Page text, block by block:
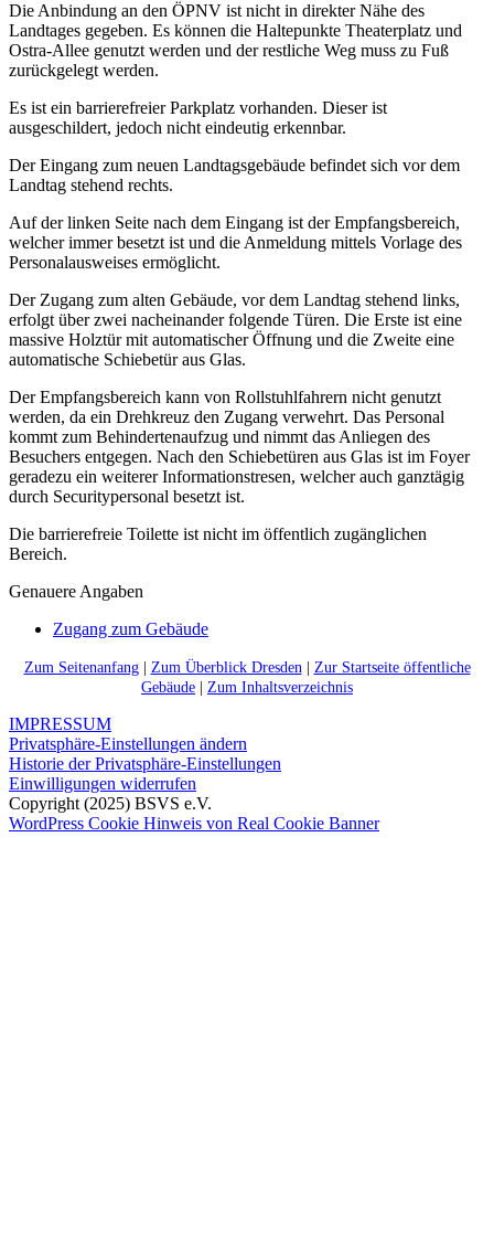
Die Anbindung an den ÖPNV ist nicht in direkter Nähe des
Landtages gegeben. Es können die Haltepunkte Theaterplatz und
Ostra-Allee genutzt werden und der restliche Weg muss zu Fuß
zurückgelegt werden.
Es ist ein barrierefreier Parkplatz vorhanden. Dieser ist
ausgeschildert, jedoch nicht eindeutig erkennbar.
Der Eingang zum neuen Landtagsgebäude befindet sich vor dem
Landtag stehend rechts.
Auf der linken Seite nach dem Eingang ist der Empfangsbereich,
welcher immer besetzt ist und die Anmeldung mittels Vorlage des
Personalausweises ermöglicht.
Der Zugang zum alten Gebäude, vor dem Landtag stehend links,
erfolgt über zwei nacheinander folgende Türen. Die Erste ist eine
massive Holztür mit automatischer Öffnung und die Zweite eine
automatische Schiebetür aus Glas.
Der Empfangsbereich kann von Rollstuhlfahrern nicht genutzt
werden, da ein Drehkreuz den Zugang verwehrt. Das Personal
kommt zum Behindertenaufzug und nimmt das Anliegen des
Besuchers entgegen. Nach den Schiebetüren aus Glas ist im Foyer
geradezu ein weiterer Informationstresen, welcher auch ganztägig
durch Securitypersonal besetzt ist.
Die barrierefreie Toilette ist nicht im öffentlich zugänglichen
Bereich.
Genauere Angaben
Zugang zum Gebäude
Zum Seitenanfang| Zum Überblick Dresden| Zur Startseite öffentliche
Gebäude
Zum Inhaltsverzeichnis
IMPRESSUM
Privatsphäre-Einstellungen ändern
Historie der Privatsphäre-Einstellungen
Einwilligungen widerrufen
Copyright (2025) BSVS e.V.
WordPress Cookie Hinweis von Real Cookie Banner